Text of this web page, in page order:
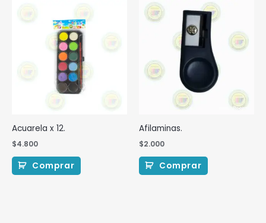
Acuarela x 12.
$4.800
Comprar
Afilaminas.
$2.000
Comprar